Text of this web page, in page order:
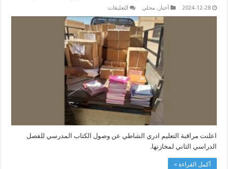
2024-12-28 أخبار , محلي التعليقات
الكتاب
المدرسي
لبلدية
ادري
الشاطي
اعلنت مراقبة التعليم ادري الشاطي عن وصول الكتاب المدرسي للفصل
الدراسي الثاني لمخازنها.
أكمل القراءة »